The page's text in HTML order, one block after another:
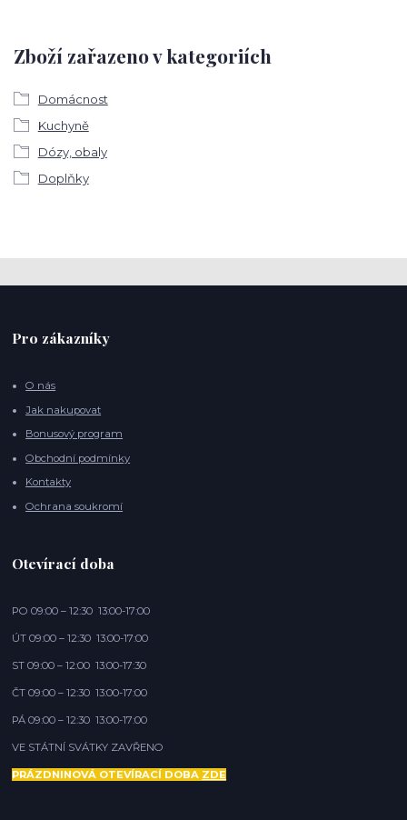
Zboží zařazeno v kategoriích
Domácnost
Kuchyně
Dózy, obaly
Doplňky
Pro zákazníky
O nás
Jak nakupovat
Bonusový program
Obchodní podmínky
Kontakty
Ochrana soukromí
Otevírací doba
PO 09:00 – 12:30 13:00-17:00
ÚT 09:00 – 12:30 13:00-17:00
ST 09:00 – 12:00 13:00-17:30
ČT 09:00 – 12:30 13:00-17:00
PÁ 09:00 – 12:30 13:00-17:00
VE STÁTNÍ SVÁTKY ZAVŘENO
PRÁZDNINOVÁ OTEVÍRACÍ DOBA ZDE